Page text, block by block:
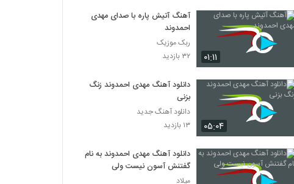
۰۱:۱۱
آهنگ آتیش پاره با صدای مهدی
احمدوند
ربک موزیک
۳۲ بازدید
۰۵:۰۴
دانلود آهنگ مهدی احمدوند زنگ
بزنی
دانلود آهنگ جدید
۱۳ بازدید
دانلود آهنگ مهدی احمدوند به نام
گفتنش آسون نیست ولی
میلاد